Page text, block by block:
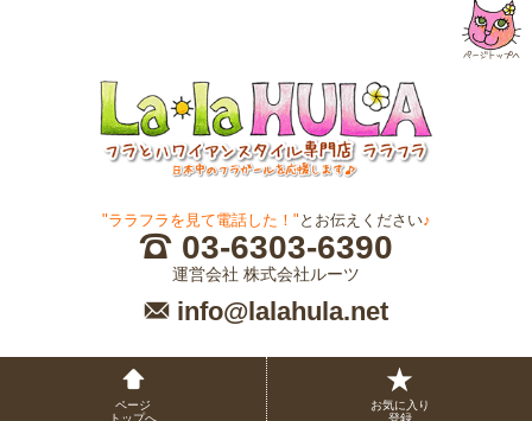
"ララフラを見て電話した！" とお伝えください♪
03-6303-6390
運営会社 株式会社ルーツ
info@lalahula.net
ページ
トップへ
お気に入り
登録